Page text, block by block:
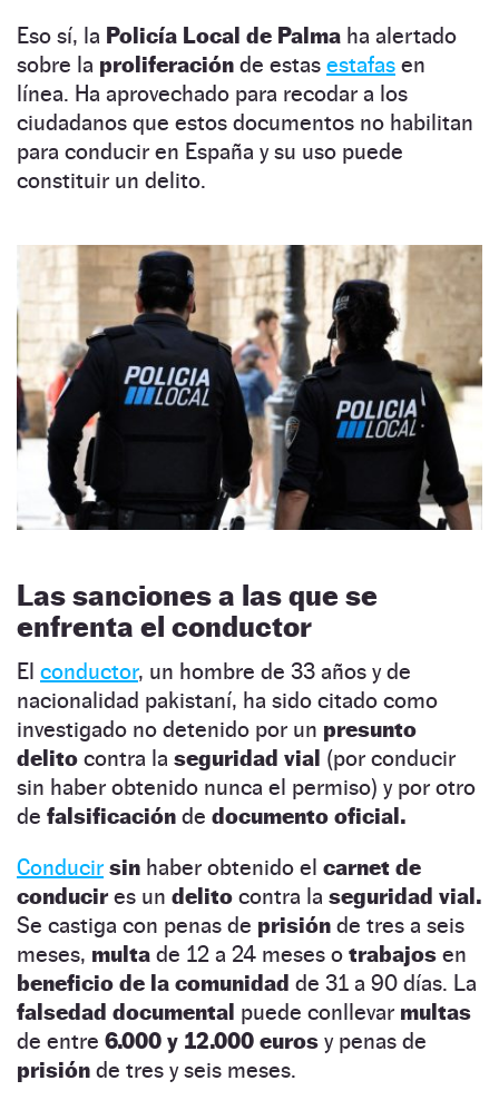
Eso sí, la Policía Local de Palma ha alertado
sobre la proliferación de estas estafas en
línea. Ha aprovechado para recodar a los
ciudadanos que estos documentos no habilitan
para conducir en España y su uso puede
constituir un delito.
Las sanciones a las que se
enfrenta el conductor
El conductor, un hombre de 33 años y de
nacionalidad pakistaní, ha sido citado como
investigado no detenido por un presunto
delito contra la seguridad vial (por conducir
sin haber obtenido nunca el permiso) y por otro
de falsificación de documento oficial.
Conducir sin haber obtenido el carnet de
conducires un delito contra la seguridad vial.
Se castiga con penas de prisión de tres a seis
meses, multa de 12 a 24 meses o trabajos en
beneficio de la comunidad de 31 a 90 días. La
falsedad documental puede conllevar multas
de entre 6.000 y 12.000 euros y penas de
prisión de tres y seis meses.